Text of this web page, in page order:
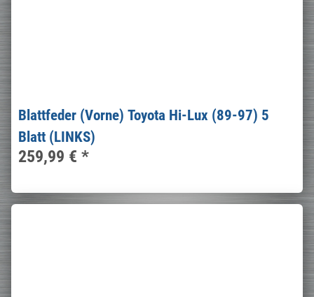
Blattfeder (Vorne) Toyota Hi-Lux (89-97) 5
Blatt (LINKS)
259,99 € *